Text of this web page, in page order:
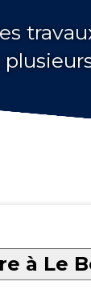
à Le